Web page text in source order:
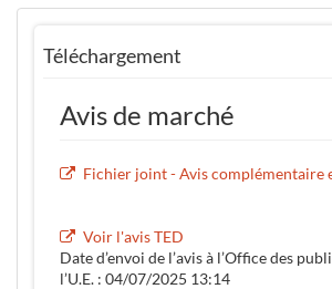
Téléchargement
Avis de marché
Fichier joint - Avis complémentaire
Voir l'avis TED
Date d’envoi de l’avis à l’Office des
l’U.E. : 04/07/2025 13:14